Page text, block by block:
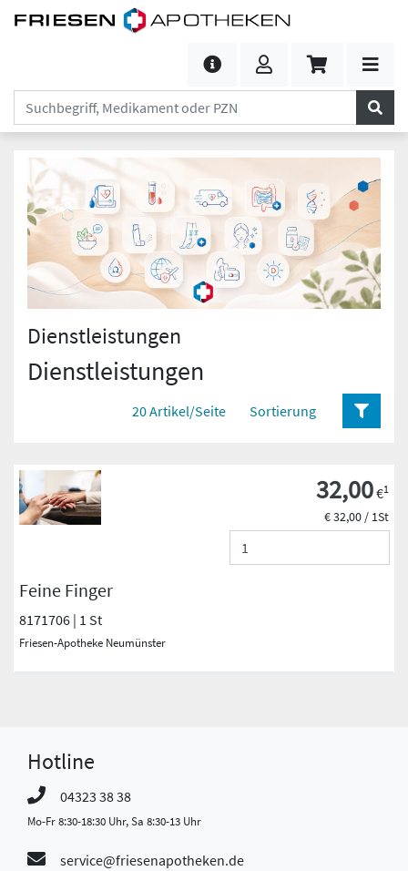
Dienstleistungen
Dienstleistungen
20 Artikel/Seite Sortierung
Feine Finger
8171706 | 1 St
Friesen-Apotheke Neumünster
32,00€1
€ 32,00 / 1St
Hotline
04323 38 38
Mo-Fr 8:30-18:30 Uhr, Sa 8:30-13 Uhr
service@friesenapotheken.de